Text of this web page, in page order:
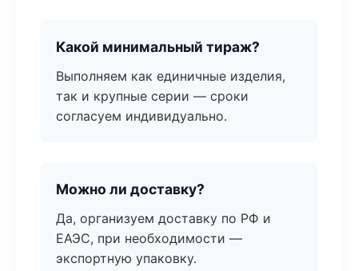
Какой минимальный тираж?
Выполняем как единичные изделия,
так и крупные серии — сроки
согласуем индивидуально.
Можно ли доставку?
Да, организуем доставку по РФ и
ЕАЭС, при необходимости —
экспортную упаковку.